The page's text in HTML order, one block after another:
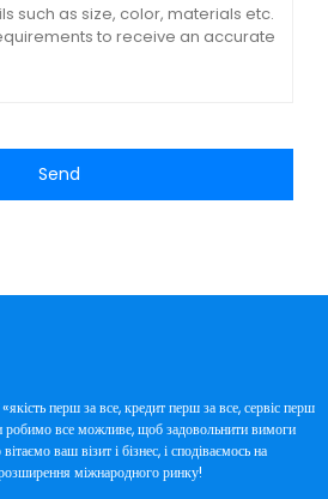
Send
перш за все, кредит перш за все, сервіс перш
робимо все можливе, щоб задовольнити вимоги
ваш візит і бізнес, і сподіваємось на
міжнародного ринку!